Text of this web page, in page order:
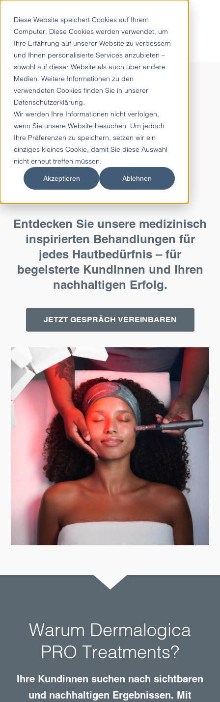
Diese Website speichert Cookies auf Ihrem
Computer. Diese Cookies werden verwendet, um
Ihre Erfahrung auf unserer Website zu verbessern
und Ihnen personalisierte Services anzubieten –
sowohl auf dieser Website als auch über andere
Medien. Weitere Informationen zu den
verwendeten Cookies finden Sie in unserer
Datenschutzerklärung.
Wir werden Ihre Informationen nicht verfolgen,
wenn Sie unsere Website besuchen. Um jedoch
Ihre Präferenzen zu speichern, setzen wir ein
einziges kleines Cookie, damit Sie diese Auswahl
nicht erneut treffen müssen.
Akzeptieren Ablehnen
Revolutionieren Sie Ihr Institut
Überzeugende
Ergebnisse mit
Dermalogica PRO
Treatments.
Entdecken Sie unsere medizinisch
inspirierten Behandlungen für
jedes Hautbedürfnis – für
begeisterte Kundinnen und Ihren
nachhaltigen Erfolg.
JETZT GESPRÄCH VEREINBAREN
Warum Dermalogica
PRO Treatments?
Ihre Kundinnen suchen nach sicht­baren
und nach­haltigen Ergeb­nissen. Mit